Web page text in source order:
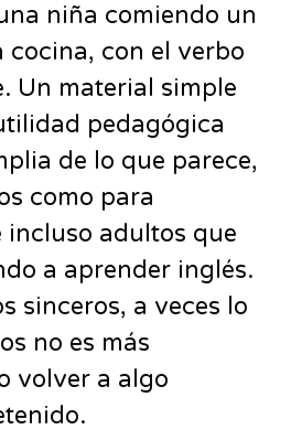
niña comiendo un
cocina, con el verbo
Un material simple
pedagógica
de lo que parece,
como para
incluso adultos que
a aprender inglés.
sinceros, a veces lo
no es más
volver a algo